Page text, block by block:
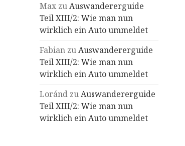
Max zuAuswandererguide
Teil XIII/2: Wie man nun
wirklich ein Auto ummeldet
Fabian zuAuswandererguide
Teil XIII/2: Wie man nun
wirklich ein Auto ummeldet
Loránd zuAuswandererguide
Teil XIII/2: Wie man nun
wirklich ein Auto ummeldet